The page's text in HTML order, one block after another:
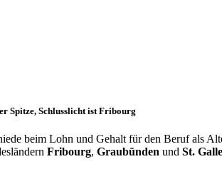
Spitze, Schlusslicht ist Fribourg
beim Lohn und Gehalt für den Beruf als
Fribourg, Graubünden und St.